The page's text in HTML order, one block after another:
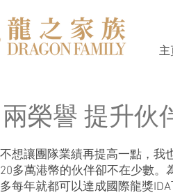
主
榮譽 提升伙
想讓團隊業績再提高一點，我
多萬港幣的伙伴卻不在少數
每年就都可以達成國際龍獎